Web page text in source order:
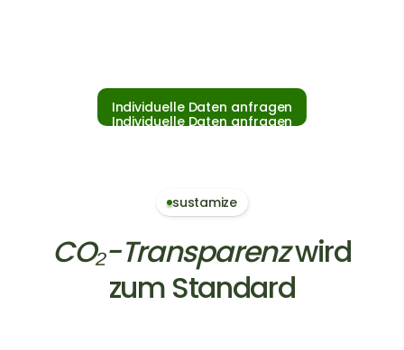
Individuelle Daten anfragen
Individuelle Daten anfragen
sustamize
CO₂-Transparenzwird
zum Standard